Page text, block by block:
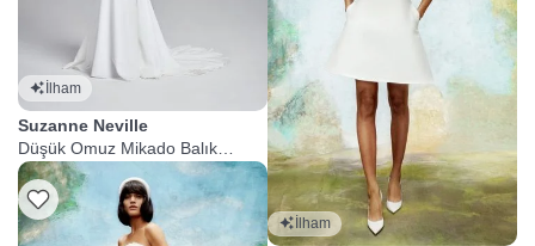
İlham
Suzanne Neville
Düşük Omuz Mikado Balık
Gelinlik
İlham